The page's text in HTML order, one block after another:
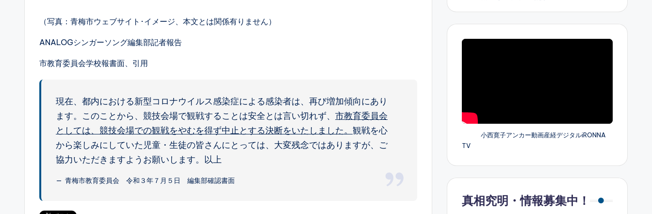
（写真：青梅市ウェブサイト･イメージ、本文とは関係有りません）
ANALOGシンガーソング編集部記者報告
市教育委員会学校報書面、引用
現在、都内における新型コロナウイルス感染症による感染者は、再び増加傾向にあり
ます。このことから、競技会場で観戦することは安全とは言い切れず、 市教育委員会
としては、競技会場での観戦をやむを得ず中止とする決断をいたしました。 観戦を心
から楽しみにしていた児童・生徒の皆さんにとっては、大変残念ではありますが、ご
協力いただきますようお願いします。以上
青梅市教育委員会 令和３年７月５日 編集部確認書面
小西寛子アンカー動画産経デジタルiRONNA
TV
真相究明・情報募集中！